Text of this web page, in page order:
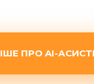
ПРО AI-